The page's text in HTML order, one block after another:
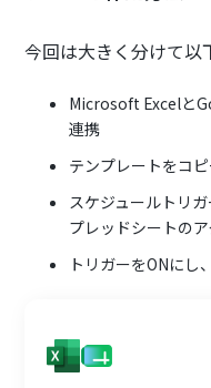
今回は大きく分けて以
Microsoft Excelと
連携
テンプレートをコ
スケジュールトリ
プレッドシートの
トリガーをONにし